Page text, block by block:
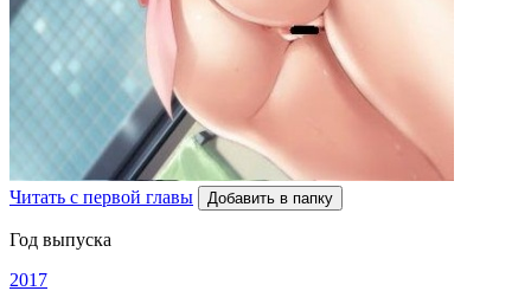
Читать с первой главы Добавить в папку
Год выпуска
2017